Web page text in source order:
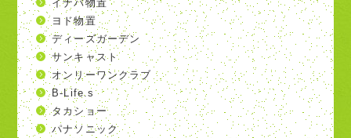
ヨド物置
ディーズガーデン
サンキャスト
オンリーワンクラブ
B-Life.s
タカショー
パナソニック